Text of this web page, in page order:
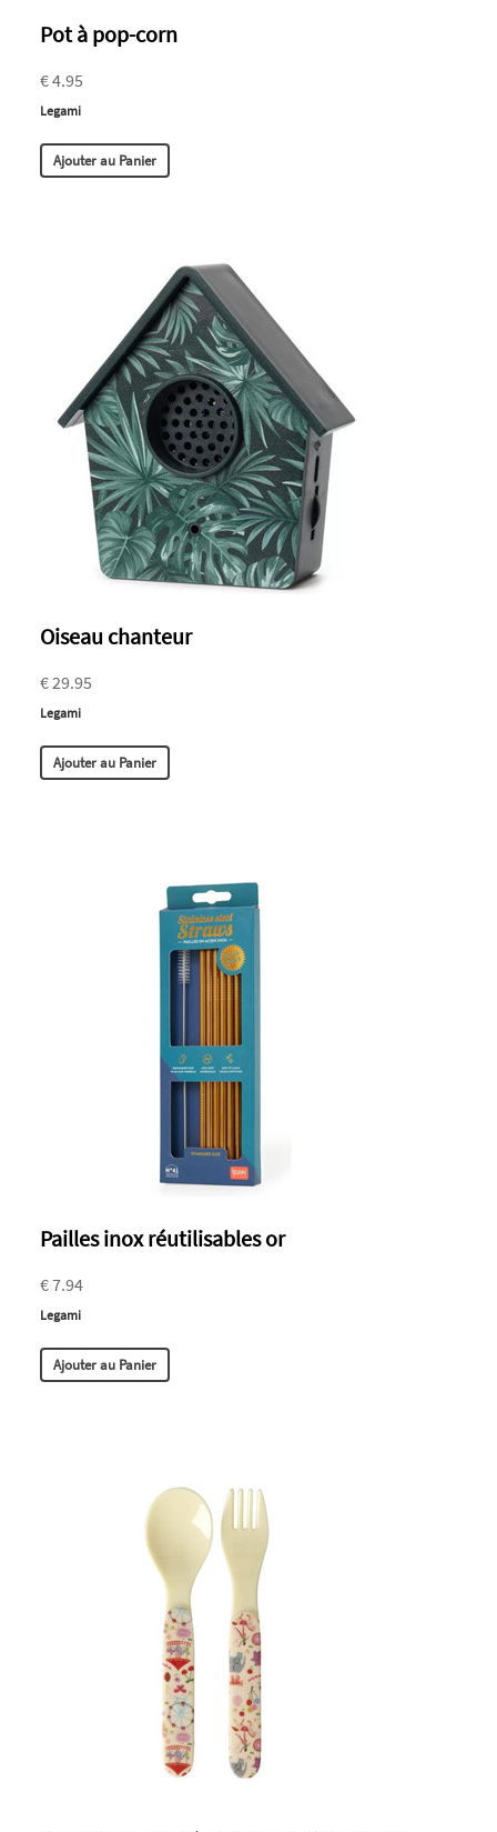
Pot à pop-corn
€ 4.95
Legami
Ajouter au Panier
Oiseau chanteur
€ 29.95
Legami
Ajouter au Panier
Pailles inox réutilisables or
€ 7.94
Legami
Ajouter au Panier